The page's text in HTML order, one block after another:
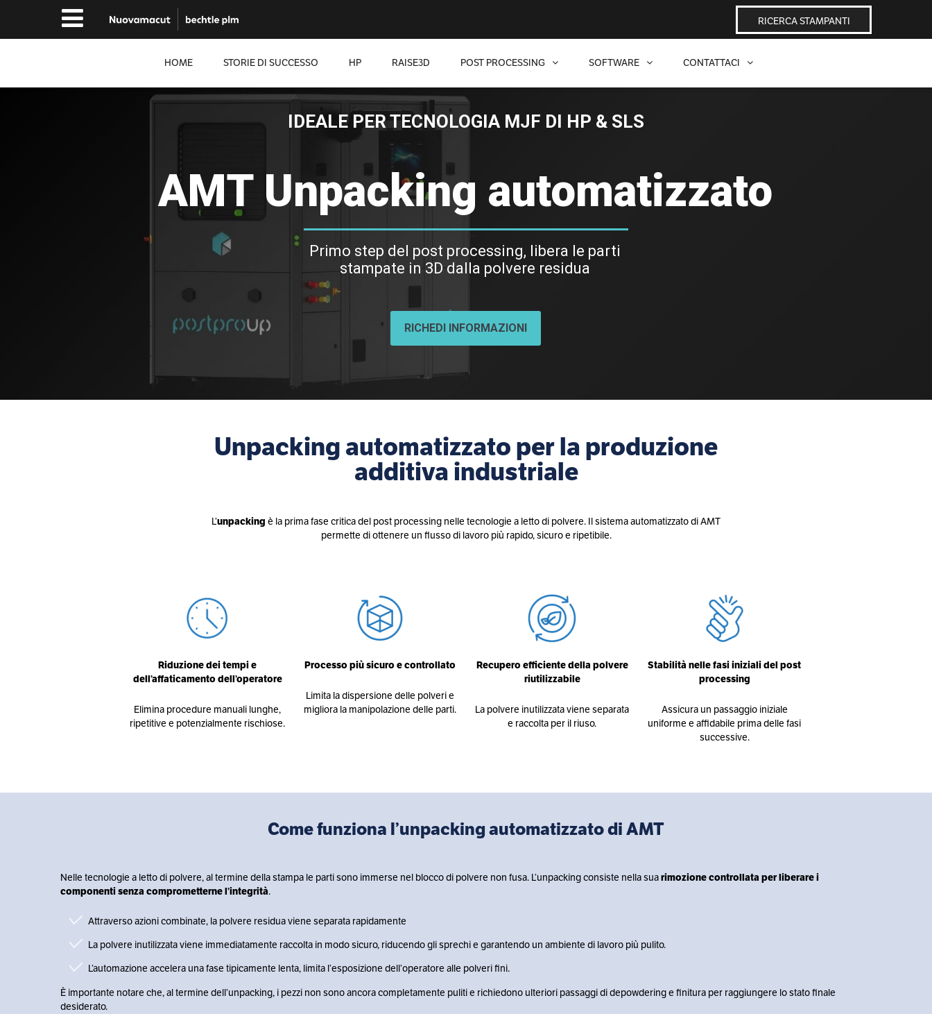
RICERCA STAMPANTI
HOME STORIE DI SUCCESSO HP RAISE3D POST PROCESSING SOFTWARE CONTATTACI
IDEALE PER TECNOLOGIA MJF DI HP & SLS
AMT Unpacking automatizzato
Primo step del post processing, libera le parti
stampate in 3D dalla polvere residua
RICHEDI INFORMAZIONI
Unpacking automatizzato per la produzione
additiva industriale
L’unpacking è la prima fase critica del post processing nelle tecnologie a letto di polvere. Il sistema automatizzato di AMT
permette di ottenere un flusso di lavoro più rapido, sicuro e ripetibile.
Riduzione dei tempi e
dell’affaticamento dell’operatore
Elimina procedure manuali lunghe,
ripetitive e potenzialmente rischiose.
Processo più sicuro e controllato
Limita la dispersione delle polveri e
migliora la manipolazione delle parti.
Recupero efficiente della polvere
riutilizzabile
La polvere inutilizzata viene separata
e raccolta per il riuso.
Stabilità nelle fasi iniziali del post
processing
Assicura un passaggio iniziale
uniforme e affidabile prima delle fasi
successive.
Come funziona l’unpacking automatizzato di AMT
Nelle tecnologie a letto di polvere, al termine della stampa le parti sono immerse nel blocco di polvere non fusa. L’unpacking consiste nella suarimozione controllata per liberare i
componenti senza comprometterne l’integrità.
Attraverso azioni combinate, la polvere residua viene separata rapidamente
La polvere inutilizzata viene immediatamente raccolta in modo sicuro, riducendo gli sprechi e garantendo un ambiente di lavoro più pulito.
L’automazione accelera una fase tipicamente lenta, limita l’esposizione dell’operatore alle polveri fini.
È importante notare che, al termine dell’unpacking, i pezzi non sono ancora completamente puliti e richiedono ulteriori passaggi di depowdering e finitura per raggiungere lo stato finale
desiderato.